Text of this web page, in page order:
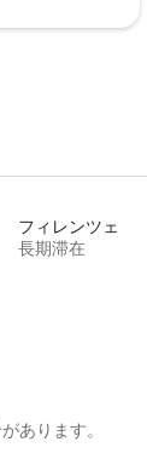
フィレンツェ
長期滞在
あります。